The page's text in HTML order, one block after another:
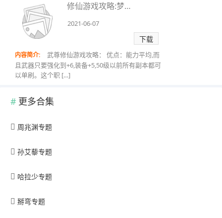
修仙游戏攻略:梦幻修仙游戏里有哪些职业？
2021-06-07
下载
内容简介:
武尊修仙游戏攻略： 优点：能力平均,而
且武器只要强化到+6,装备+5,50级以前所有副本都可
以单刷。这个职 […]
更多合集
周兆渊专题
孙艾藜专题
哈拉少专题
掰弯专题